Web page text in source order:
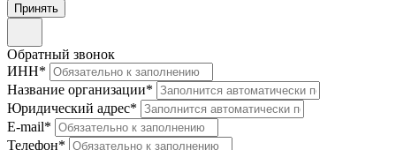
Принять
Обратный звонок
ИНН*
Название организации*
Юридический адрес*
E-mail*
Телефон*